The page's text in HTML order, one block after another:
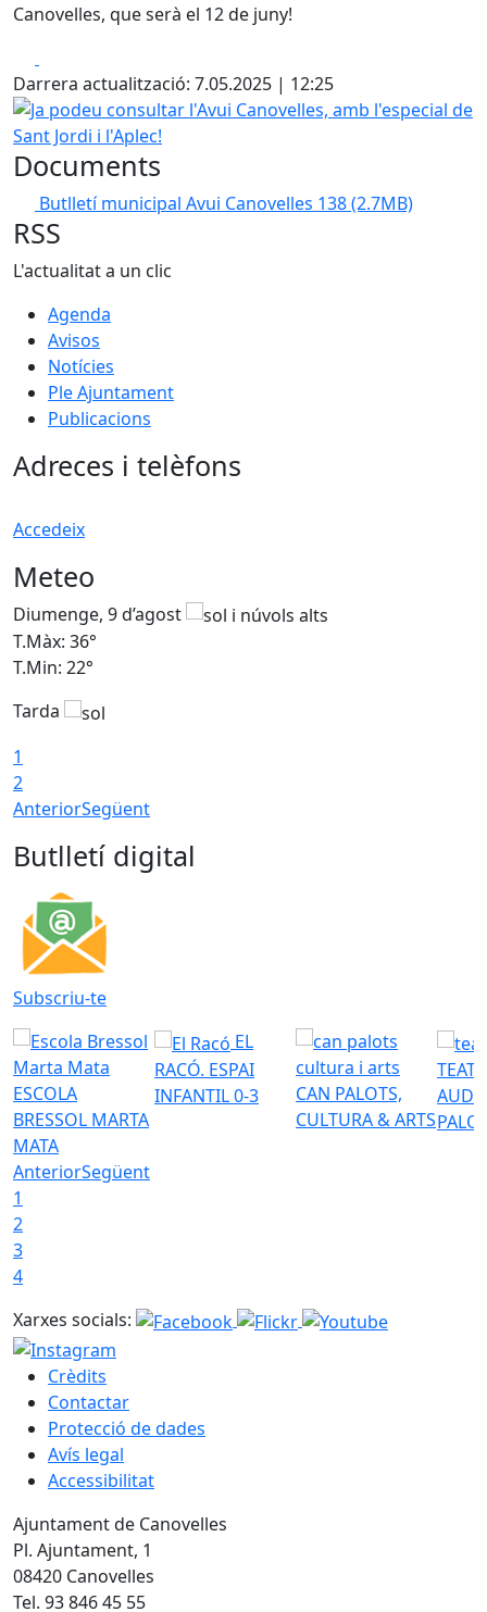
Canovelles, que serà el 12 de juny!
Darrera actualització: 7.05.2025 | 12:25
Ja podeu consultar l'Avui Canovelles, amb l'especial de
Documents
Butlletí municipal Avui Canovelles 138(2.7MB)
RSS
L'actualitat a un clic
Agenda
Avisos
Notícies
Ple Ajuntament
Publicacions
Adreces i telèfons
Accedeix
Meteo
Diumenge, 9 d’agost
T.Màx: 36°
T.Min: 22°
Tarda
1
2
AnteriorSegüent
Butlletí digital
Subscriu-te
ESCOLA
BRESSOL MARTA
MATA
EL
RACÓ. ESPAI
INFANTIL 0-3
CAN PALOTS,
CULTURA & ARTS
AnteriorSegüent
1
2
3
4
Xarxes socials:
Crèdits
Contactar
Protecció de dades
Avís legal
Accessibilitat
Ajuntament de Canovelles
Pl. Ajuntament, 1
08420 Canovelles
Tel. 93 846 45 55